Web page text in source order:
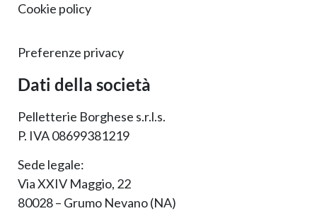
Cookie policy
Preferenze privacy
Dati della società
Pelletterie Borghese s.r.l.s.
P. IVA 08699381219
Sede legale:
Via XXIV Maggio, 22
80028 – Grumo Nevano (NA)